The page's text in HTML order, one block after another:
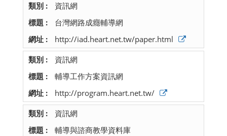
資訊網
台灣網路成癮輔導網
http://iad.heart.net.tw/paper.html
資訊網
輔導工作方案資訊網
http://program.heart.net.tw/
資訊網
輔導與諮商教學資料庫